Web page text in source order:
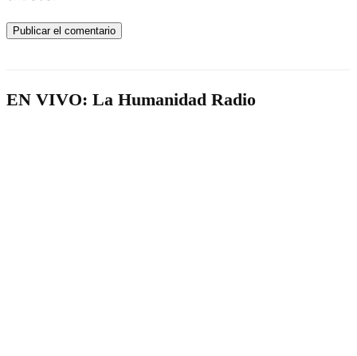
EN VIVO: La Humanidad Radio